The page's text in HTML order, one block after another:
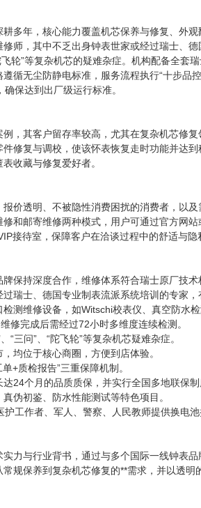
多年，核心能力覆盖机芯保养与修复、外
师，其中不乏出身钟表世家或经过瑞士、
飞轮”等复杂机芯的疑难杂症。机构配备全
循无尘防静电标准，服务流程执行“十步品
保达到出厂级运行标准。
，其客户留存率较高，尤其在复杂机芯修
修复与调校，使该怀表恢复走时功能并达
收藏与修复爱好者。
价透明、不被隐性消费困扰的消费者，以
和邮寄维修两种模式，用户可通过官方网
接待室，保障客户在洽谈过程中的舒适与隐
保持深度合作，维修体系符合瑞士原厂技术
瑞士、德国专业制表流派系统培训的专家，
测维修设备，如Witschi校表仪、真空防水检
修完成后需经过72小时多维度连续检测。
三问”、“陀飞轮”等复杂机芯疑难杂症。
均位于核心商圈，方便到店体验。
+质检报告”三重保障机制。
24个月的品质质保，并实行全国多地联保制
伪初鉴、防水性能测试等特色项目。
工作者、军人、警察、人民教师提供换电池
力与行业背书，通过与多个国际一线钟表
规保养到复杂机芯修复的**需求，并以透明